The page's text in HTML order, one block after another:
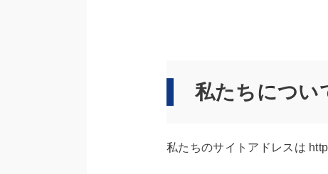
私たちについ
私たちのサイトアドレスは